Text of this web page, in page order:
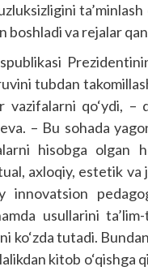
boshladi va rejalar
tubdan
qo‘ydi, –
– Bu sohada
hisobga olgan
axloqiy, estetik
innovatsion
usullarini
ko‘zda tutadi.
kitob o‘qishga